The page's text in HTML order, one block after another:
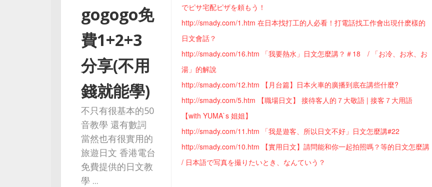
gogogo免
費1+2+3
分享(不用
錢就能學)
不只有很基本的50
音教學 還有數詞
當然也有很實用的
旅遊日文 香港電台
免費提供的日文教
學 ...
でピサ宅配ピザを頼もう！
http://smady.com/1.htm 在日本找打工的人必看！打電話找工作會出現什麽樣的
日文會話？
http://smady.com/16.htm 「我要熱水」日文怎麼講？＃18 / 「お冷、お水、お
湯」的解說
http://smady.com/12.htm 【月台篇】日本火車的廣播到底在講些什麼?
http://smady.com/5.htm 【職場日文】 接待客人的７大敬語 | 接客７大用語
【with YUMA`s 姐姐】
http://smady.com/11.htm 「我是遊客、所以日文不好」日文怎麼講#22
http://smady.com/10.htm 【實用日文】請問能和你一起拍照嗎？等的日文怎麼講
/ 日本語で写真を撮りたいとき、なんていう？